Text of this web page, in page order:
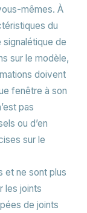
mêmes. À
du
signalétique de
sur le modèle,
doivent
fenêtre à son
pas
ou d’en
sur le
et ne sont plus
les joints
de joints